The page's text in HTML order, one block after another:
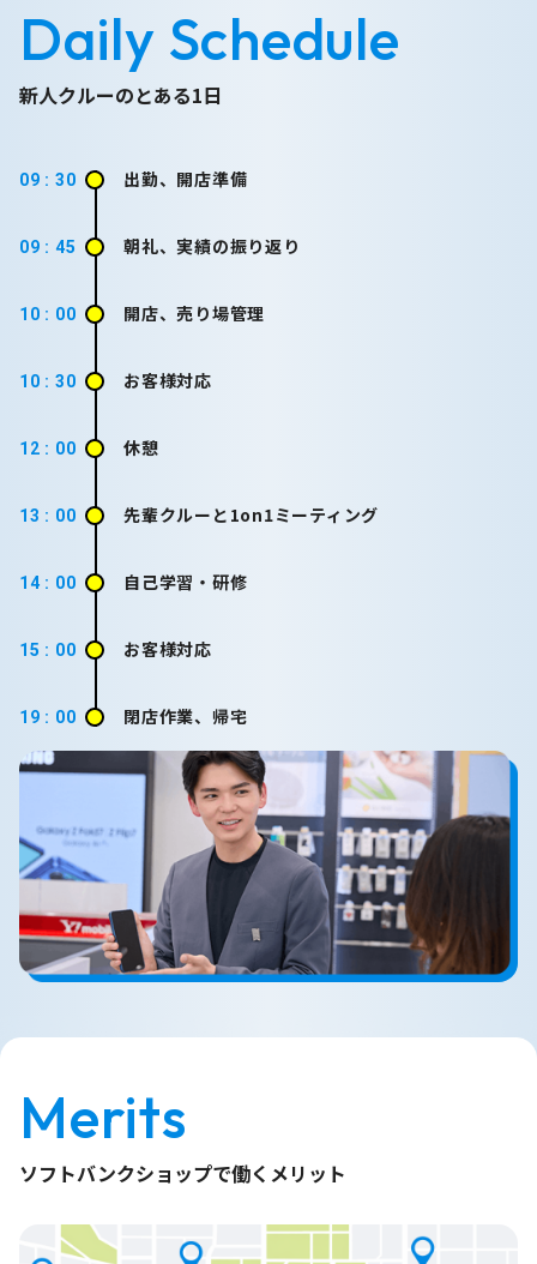
Daily Schedule
新人クルーのとある1日
09 : 30 出勤、開店準備
09 : 45 朝礼、実績の振り返り
10 : 00 開店、売り場管理
10 : 30 お客様対応
12 : 00 休憩
13 : 00 先輩クルーと1on1ミーティング
14 : 00 自己学習・研修
15 : 00 お客様対応
19 : 00 閉店作業、帰宅
Merits
ソフトバンクショップで働くメリット